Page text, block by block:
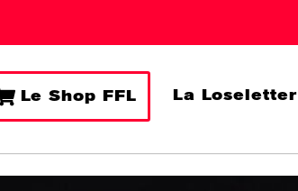
Le Shop FFL La Loseletter